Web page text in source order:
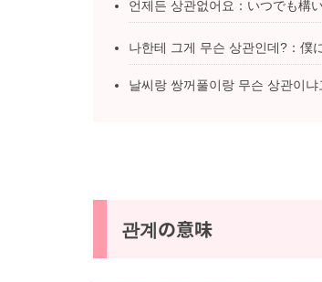
언제든 상관없어요：いつでも構
나한테 그게 무슨 상관인데?：僕
날씨랑 쌍꺼풀이랑 무슨 상관이
관계の意味